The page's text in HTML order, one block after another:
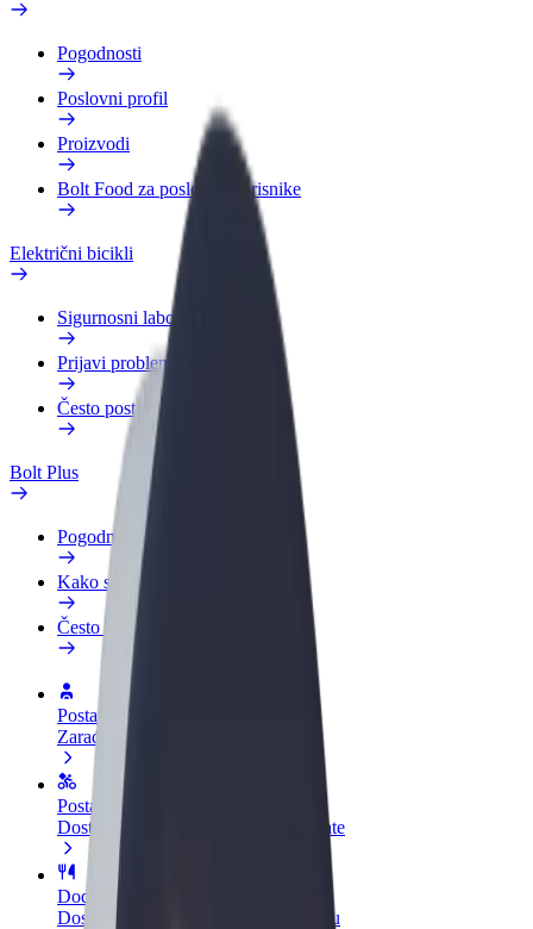
Pogodnosti
Poslovni profil
Proizvodi
Bolt Food za poslovne korisnike
Električni bicikli
Sigurnosni laboratorij
Prijavi problem
Često postavljana pitanja
Bolt Plus
Pogodnosti
Kako se pridružiti
Često postavljana pitanja
Postani vozač
Zarađuj po vlastitim uvjetima
Postani dostavljač
Dostavljaj hranu i primaj tjedne isplate
Dodaj restoran ili trgovinu
Dosegni više kupaca i povećaj zaradu